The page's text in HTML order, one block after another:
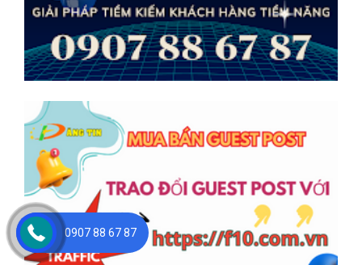
0907 88 67 87